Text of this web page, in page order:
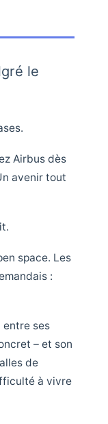
le
Airbus dès
avenir tout
space. Les
:
entre ses
– et son
de
à vivre